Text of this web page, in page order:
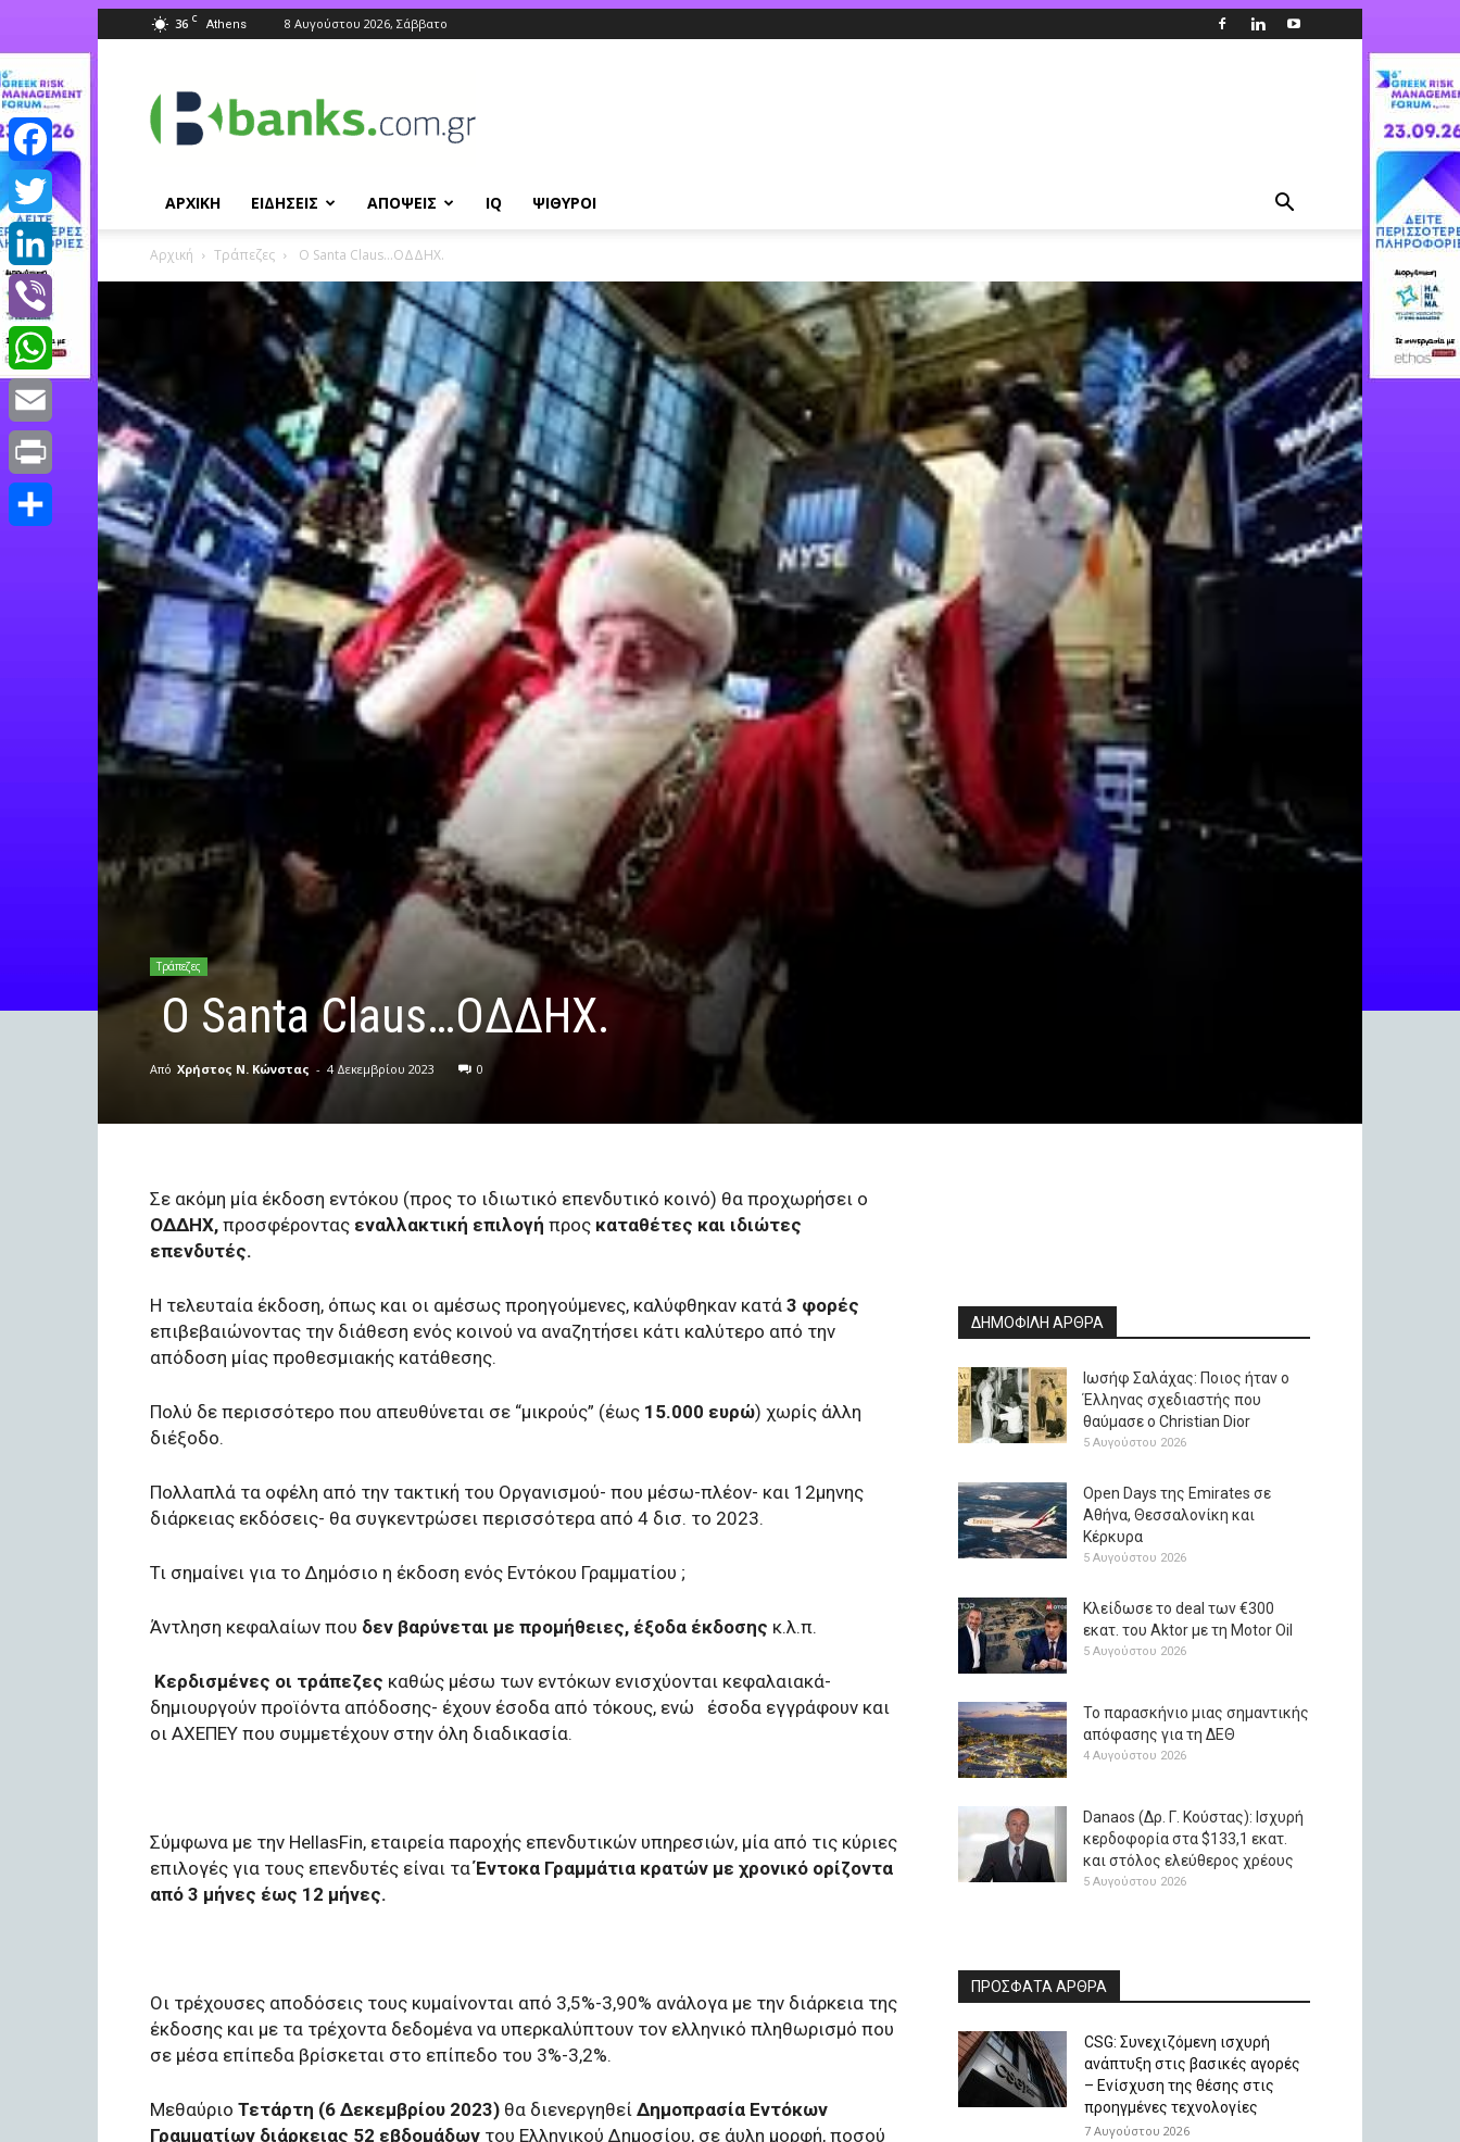
36 C Athens 8 Αυγούστου 2026, Σάββατο
ΑΡΧΙΚΗ ΕΙΔΗΣΕΙΣ ΑΠΟΨΕΙΣ IQ ΨΙΘΥΡΟΙ
Αρχική Τράπεζες Ο Santa Claus…ΟΔΔΗΧ.
Τράπεζες
Ο Santa Claus…ΟΔΔΗΧ.
Από Χρήστος Ν. Κώνστας - 4 Δεκεμβρίου 2023 0
Σε ακόμη μία έκδοση εντόκου (προς το ιδιωτικό επενδυτικό κοινό) θα προχωρήσει ο
ΟΔΔΗΧ, προσφέροντας εναλλακτική επιλογή προς καταθέτες και ιδιώτες
επενδυτές.
Η τελευταία έκδοση, όπως και οι αμέσως προηγούμενες, καλύφθηκαν κατά 3 φορές
επιβεβαιώνοντας την διάθεση ενός κοινού να αναζητήσει κάτι καλύτερο από την
απόδοση μίας προθεσμιακής κατάθεσης.
Πολύ δε περισσότερο που απευθύνεται σε “μικρούς” (έως 15.000 ευρώ) χωρίς άλλη
διέξοδο.
Πολλαπλά τα οφέλη από την τακτική του Οργανισμού- που μέσω-πλέον- και 12μηνης
διάρκειας εκδόσεις- θα συγκεντρώσει περισσότερα από 4 δισ. το 2023.
Τι σημαίνει για το Δημόσιο η έκδοση ενός Εντόκου Γραμματίου ;
Άντληση κεφαλαίων που δεν βαρύνεται με προμήθειες, έξοδα έκδοσης κ.λ.π.
Κερδισμένες οι τράπεζες καθώς μέσω των εντόκων ενισχύονται κεφαλαιακά-
δημιουργούν προϊόντα απόδοσης- έχουν έσοδα από τόκους, ενώ έσοδα εγγράφουν και
οι ΑΧΕΠΕΥ που συμμετέχουν στην όλη διαδικασία.
Σύμφωνα με την HellasFin, εταιρεία παροχής επενδυτικών υπηρεσιών, μία από τις κύριες
επιλογές για τους επενδυτές είναι ταΈντοκα Γραμμάτια κρατών με χρονικό ορίζοντα
από 3 μήνες έως 12 μήνες.
Οι τρέχουσες αποδόσεις τους κυμαίνονται από 3,5%-3,90% ανάλογα με την διάρκεια της
έκδοσης και με τα τρέχοντα δεδομένα να υπερκαλύπτουν τον ελληνικό πληθωρισμό που
σε μέσα επίπεδα βρίσκεται στο επίπεδο του 3%-3,2%.
Μεθαύριο Τετάρτη (6 Δεκεμβρίου 2023) θα διενεργηθεί Δημοπρασία Εντόκων
Γραμματίων διάρκειας 52 εβδομάδων του Ελληνικού Δημοσίου, σε άυλη μορφή, ποσού
ΔΗΜΟΦΙΛΗ ΑΡΘΡΑ
Ιωσήφ Σαλάχας: Ποιος ήταν ο
Έλληνας σχεδιαστής που
θαύμασε ο Christian Dior
5 Αυγούστου 2026
Open Days της Emirates σε
Αθήνα, Θεσσαλονίκη και
Κέρκυρα
5 Αυγούστου 2026
Κλείδωσε το deal των €300
εκατ. του Aktor με τη Μotor Oil
5 Αυγούστου 2026
Το παρασκήνιο μιας σημαντικής
απόφασης για τη ΔΕΘ
4 Αυγούστου 2026
Danaos (Δρ. Γ. Κούστας): Ισχυρή
κερδοφορία στα $133,1 εκατ.
και στόλος ελεύθερος χρέους
5 Αυγούστου 2026
ΠΡΟΣΦΑΤΑ ΑΡΘΡΑ
CSG: Συνεχιζόμενη ισχυρή
ανάπτυξη στις βασικές αγορές
– Ενίσχυση της θέσης στις
προηγμένες τεχνολογίες
7 Αυγούστου 2026
Facebook
Twitter
LinkedIn
Viber
WhatsApp
Email
Print
Μοιραστείτε